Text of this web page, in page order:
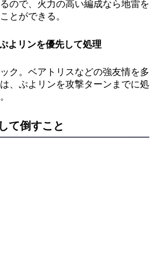
ので、火力の高い編成なら地雷を
とができる。
よリンを優先して処理
ク。ベアトリスなどの強友情を多
、ぷよリンを攻撃ターンまでに処
て倒すこと